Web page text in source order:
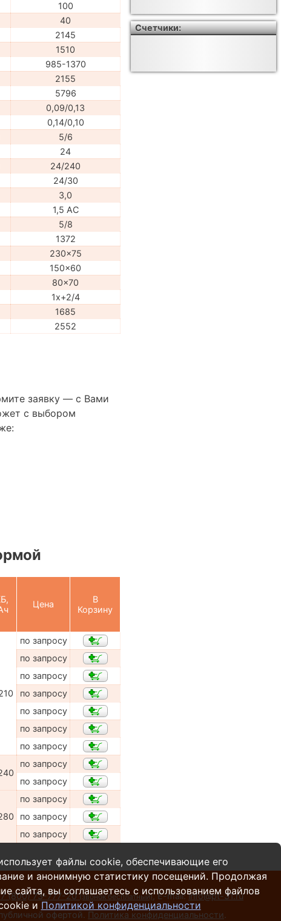
100
40
2145
1510
985-1370
2155
5796
0,09/0,13
0,14/0,10
5/6
24
24/240
24/30
3,0
1,5 AC
5/8
1372
230x75
150x60
80x70
1x+2/4
1685
2552
заявку — с Вами
с выбором
Цена
В
Корзину
по запросу
по запросу
по запросу
по запросу
по запросу
по запросу
по запросу
по запросу
по запросу
по запросу
по запросу
по запросу
Счетчики:
(800) 73-777-20(звонок бесплатный),E-mail:info@pt-31.ru
офертой. Политика конфиденциальности
файлы cookie, обеспечивающие его
и анонимную статистику посещений. Продолжая
сайта, вы соглашаетесь с использованием файлов
и Политикой конфиденциальности